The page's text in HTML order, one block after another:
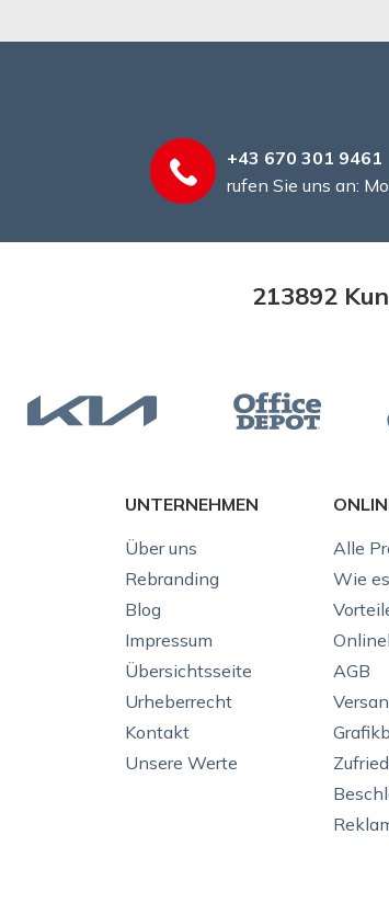
+43 670 301 9461
rufen Sie uns an:
213892
UNTERNEHMEN
Über uns
Rebranding
Blog
Impressum
Übersichtsseite
Urheberrecht
Kontakt
Unsere Werte
Alle
Wie
AGB